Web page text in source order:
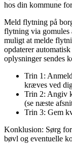
hos din kommune
Meld flytning på
flytning via gomules
muligt at melde
opdaterer
oplysninger sendes
Trin 1:
kræves ved
Trin 2: Angiv
(se næste
Trin 3: Gem
Konklusion: Sørg
bøvl og eventuelle